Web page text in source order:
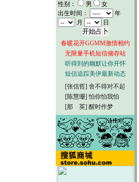
性别：
男
女
出生时间：
年
月
日
春暖花开GGMM激情相约
无限量手机短信储存站
听得到的幽默让你开怀
短信追踪美伊最新动态
[张信哲] 舍不得对不起
[陈慧珊] 怕你怕我怕
[那 英] 醒时作梦